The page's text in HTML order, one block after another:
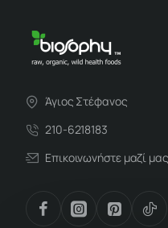
Άγιος Στέφανος
210-6218183
Επικοινωνήστε μαζί μας